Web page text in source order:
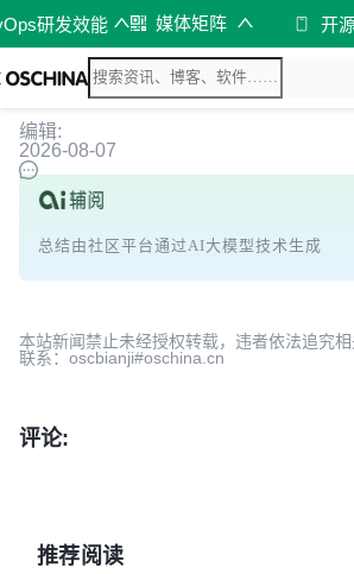
研发效能 媒体矩阵 开
编辑:
2026-08-07
总结由社区平台通过AI大模型技术生成
本站新闻禁止未经授权转载，违者依法追究
联系：oscbianji#oschina.cn
评论:
推荐阅读